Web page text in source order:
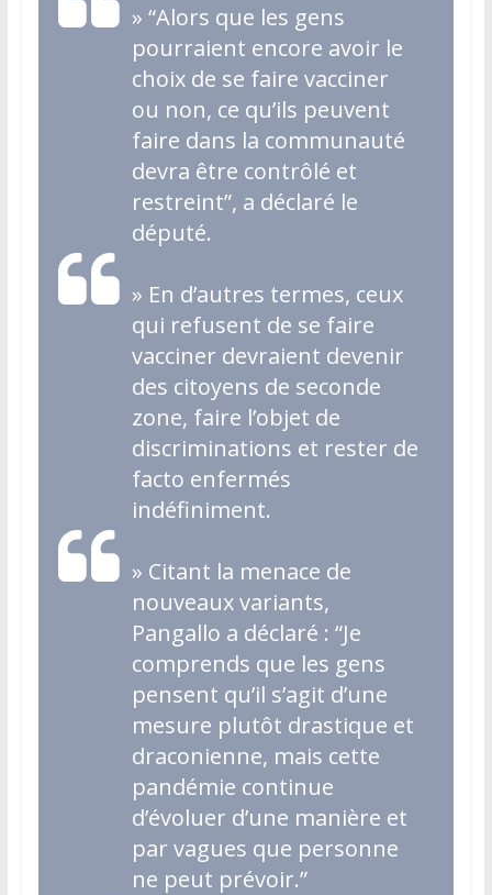
» “Alors que les gens
pourraient encore avoir le
choix de se faire vacciner
ou non, ce qu’ils peuvent
faire dans la communauté
devra être contrôlé et
restreint”, a déclaré le
député.
» En d’autres termes, ceux
qui refusent de se faire
vacciner devraient devenir
des citoyens de seconde
zone, faire l’objet de
discriminations et rester de
facto enfermés
indéfiniment.
» Citant la menace de
nouveaux variants,
Pangallo a déclaré : “Je
comprends que les gens
pensent qu’il s’agit d’une
mesure plutôt drastique et
draconienne, mais cette
pandémie continue
d’évoluer d’une manière et
par vagues que personne
ne peut prévoir.”